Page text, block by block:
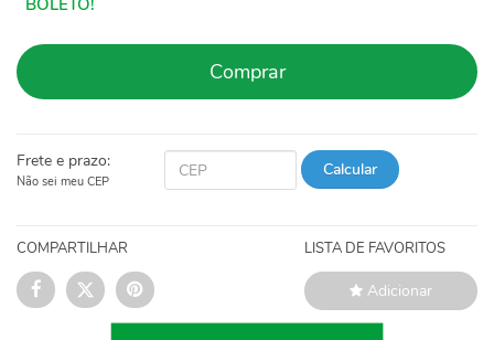
Comprar
Frete e prazo:
Não sei meu CEP
Calcular
COMPARTILHAR LISTA DE FAVORITOS
Adicionar